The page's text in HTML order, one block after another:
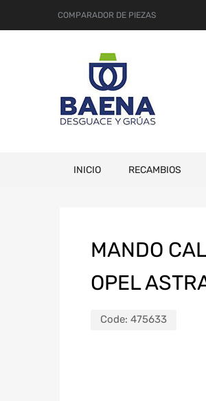
COMPARADOR DE PIEZAS
INICIO RECAMBIOS
MANDO
OPEL
Code: 475633